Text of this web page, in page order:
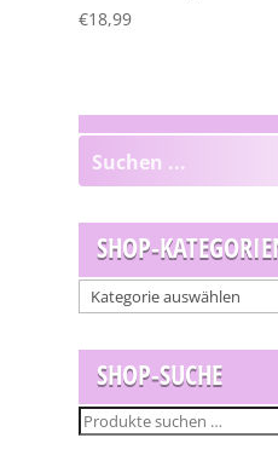
€18,99
SHOP-
SHOP-SUCHE
Suchen